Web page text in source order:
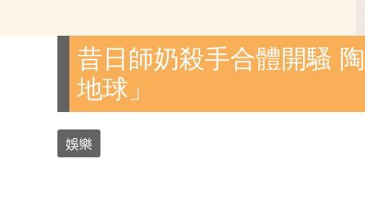
昔日師奶殺手合體開騷
地球」
娛樂